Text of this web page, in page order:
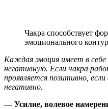
Чакра способствует
эмоционального
Каждая эмоция имеет в
негативную. Если чакра
проявляется позитивно,
негативно.
— Усилие, волевое